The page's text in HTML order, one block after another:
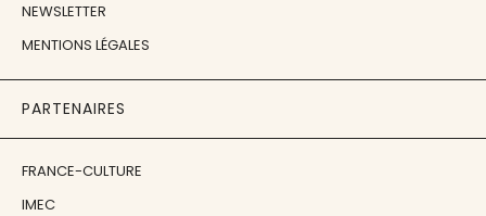
NEWSLETTER
MENTIONS LÉGALES
PARTENAIRES
FRANCE-CULTURE
IMEC